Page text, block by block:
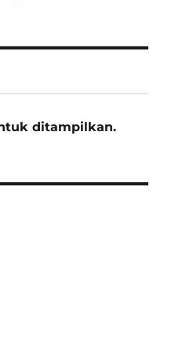
ditampilkan.